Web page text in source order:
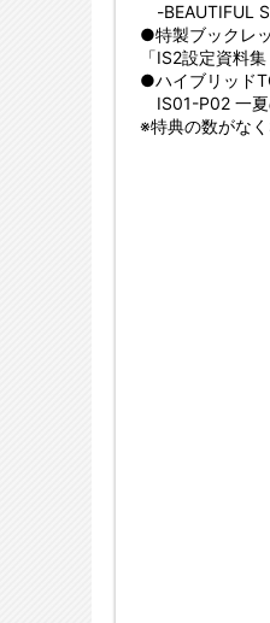
-BEAUTIFUL
●特製ブックレ
「IS2設定資料
●ハイブリッド
IS01-P02 一夏
※特典の数がな